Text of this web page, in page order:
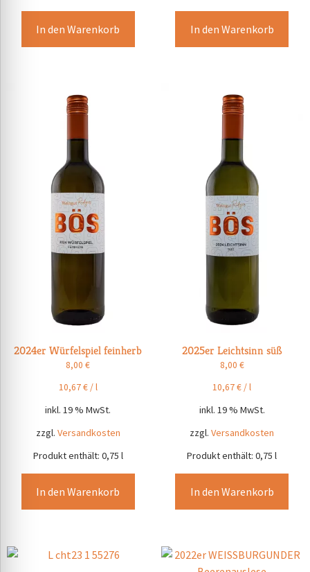
In den Warenkorb In den Warenkorb
2024er Würfelspiel feinherb
8,00€
10,67€/l
inkl. 19 % MwSt.
zzgl. Versandkosten
Produkt enthält: 0,75 l
In den Warenkorb
2025er Leichtsinn süß
8,00 €
10,67€ /l
inkl. 19 % MwSt.
zzgl.Versandkosten
Produkt enthält: 0,75l
In den Warenkorb